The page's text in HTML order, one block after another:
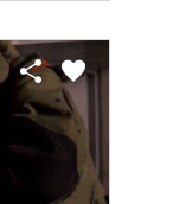
share favorite